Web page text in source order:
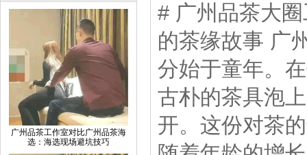
广州品茶工作室对比广州品茶海
选：海选现场避坑技巧
# 广州品茶大
的茶缘故事 广
分始于童年。
古朴的茶具泡
开。这份对茶